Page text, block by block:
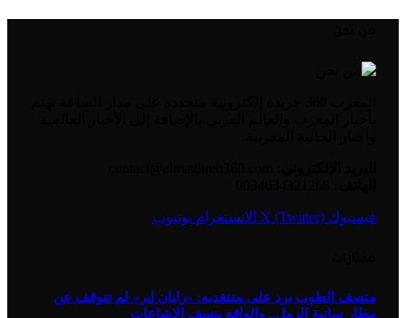
فيسبوك X (Twitter) الانستغرام يوتيوب
منصف الطوب يرد على منتقديه: «رايان إير» لم تتوقف عن
مطار سانية الرمل.. والواقع ينسف الإشاعات